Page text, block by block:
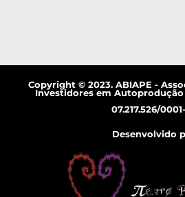
Copyright © 2023. ABIAPE -
Investidores em Autoprodução
07.217.526/
Desenvolvido